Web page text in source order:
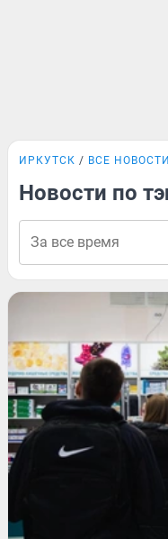
ИРКУТСК ВСЕ НОВОСТИ
Новости по